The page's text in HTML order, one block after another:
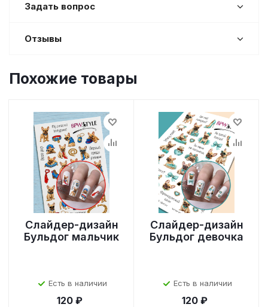
Задать вопрос
Отзывы
Похожие товары
Слайдер-дизайн
Бульдог мальчик
Есть в наличии
120 ₽
Слайдер-дизайн
Бульдог девочка
Есть в наличии
120 ₽